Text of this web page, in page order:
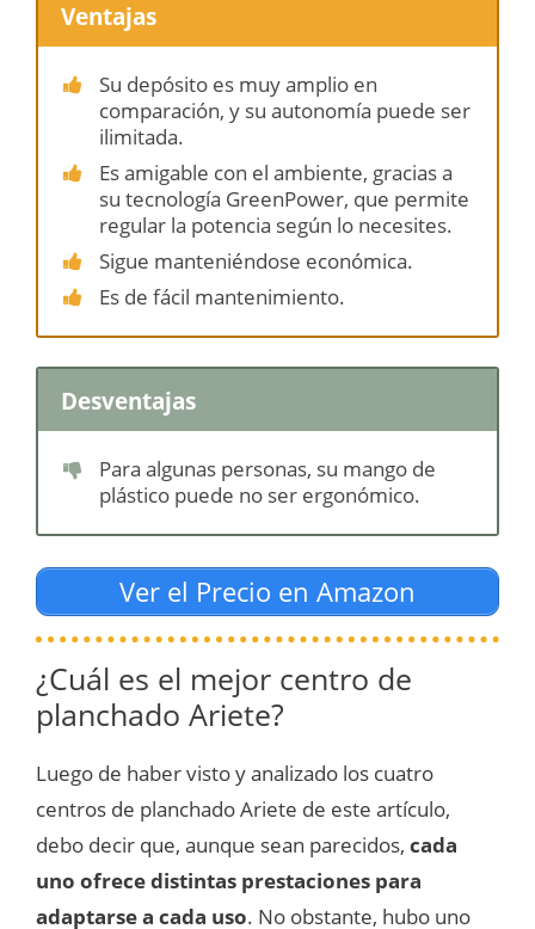
Ventajas
Su depósito es muy amplio en
comparación, y su autonomía puede ser
ilimitada.
Es amigable con el ambiente, gracias a
su tecnología GreenPower, que permite
regular la potencia según lo necesites.
Sigue manteniéndose económica.
Es de fácil mantenimiento.
Desventajas
Para algunas personas, su mango de
plástico puede no ser ergonómico.
Ver el Precio en Amazon
¿Cuál es el mejor centro de
planchado Ariete?
Luego de haber visto y analizado los cuatro
centros de planchado Ariete de este artículo,
debo decir que, aunque sean parecidos, cada
uno ofrece distintas prestaciones para
adaptarse a cada uso. No obstante, hubo uno